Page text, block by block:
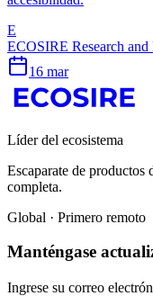
E
ECOSIRE Research
16 mar
Líder del ecosistema
Escaparate de
completa.
Global · Primero remoto
Manténgase
Ingrese su correo